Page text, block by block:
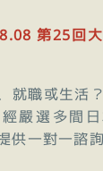
道467號建
8.08 第25回
就職或生活
嚴選多間
供一對一諮